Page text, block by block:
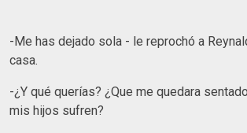
-Me has dejado sola - le reprochó a
casa.
-¿Y qué querías? ¿Que me quedara
mis hijos sufren?